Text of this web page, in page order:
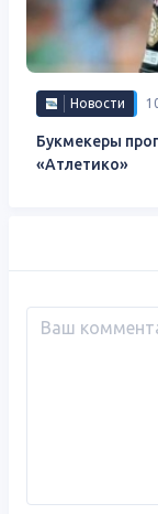
Новости
Букмекеры
«Атлетико»